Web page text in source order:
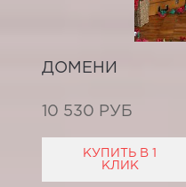
ДОМЕНИ
10 530 РУБ
КУПИТЬ В 1
КЛИК